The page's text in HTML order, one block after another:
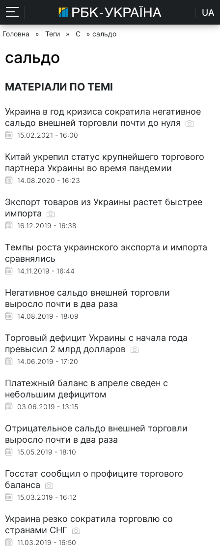
UA
Головна » Теги » С » сальдо
сальдо
МАТЕРІАЛИ ПО ТЕМІ
Украина в год кризиса сократила негативное
сальдо внешней торговли почти до нуля
15.02.2021 - 16:00
Китай укрепил статус крупнейшего торгового
партнера Украины во время пандемии
14.08.2020 - 16:23
Экспорт товаров из Украины растет быстрее
импорта
16.12.2019 - 16:38
Темпы роста украинского экспорта и импорта
сравнялись
14.11.2019 - 16:44
Негативное сальдо внешней торговли
выросло почти в два раза
14.08.2019 - 18:09
Торговый дефицит Украины с начала года
превысил 2 млрд долларов
14.06.2019 - 17:20
Платежный баланс в апреле сведен с
небольшим дефицитом
03.06.2019 - 13:15
Отрицательное сальдо внешней торговли
выросло почти в два раза
15.05.2019 - 18:10
Госстат сообщил о профиците торгового
баланса
15.03.2019 - 16:12
Украина резко сократила торговлю со
странами СНГ
11.03.2019 - 16:50